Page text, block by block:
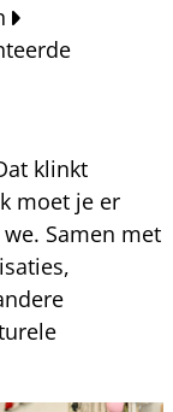
klinkt
moet je er
Samen met